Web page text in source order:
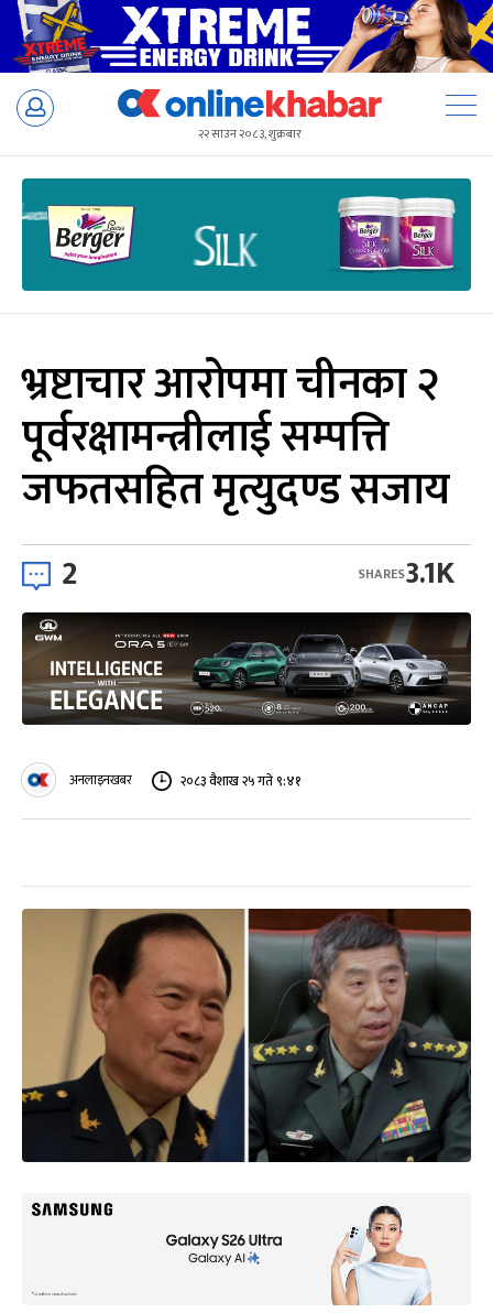
Skip
२२ साउन २०८३, शुक्रबार
भ्रष्टाचार आरोपमा चीनका २
पूर्वरक्षामन्त्रीलाई सम्पत्ति
जफतसहित मृत्युदण्ड सजाय
2 3.1K
SHARES
अनलाइनखबर २०८३ वैशाख २५ गते ९:४१